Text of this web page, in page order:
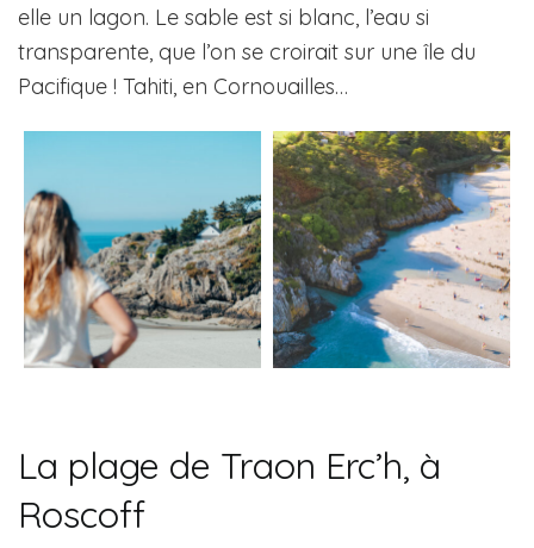
elle un lagon. Le sable est si blanc, l’eau si
transparente, que l’on se croirait sur une île du
Pacifique ! Tahiti, en Cornouailles…
La plage de Traon Erc’h, à
Roscoff